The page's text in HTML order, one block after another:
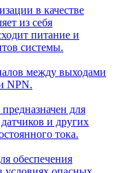
в качестве
из себя
питание и
системы.
между выходами
NPN.
для
и других
тока.
обеспечения